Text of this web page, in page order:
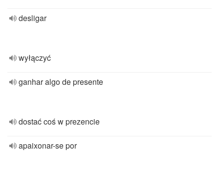
desligar
wyłączyć
ganhar algo de presente
dostać coś w prezencie
apaixonar-se por